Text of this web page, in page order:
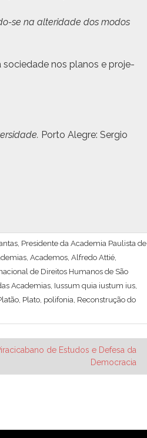
se na alteri­dade dos mod­os
sociedade nos planos e pro­je­
Por­to Ale­gre: Ser­gio
Presidente da Academia Paulista de
Academos Alfredo Attié
de Direitos Humanos de São
Academias Iussum quia iustum ius
Plato polifonia Reconstrução do
de Estudos e Defesa da
Democracia